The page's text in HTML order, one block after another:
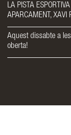
LA PISTA
APARCAMENT, XAVI
Aquest dissabte a
oberta!